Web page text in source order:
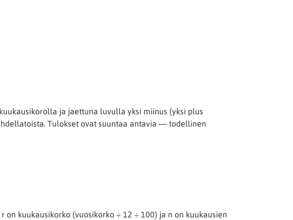
ja jaettuna luvulla yksi miinus (yksi plus
Tulokset ovat suuntaa antavia — todellinen
on kuukausikorko (vuosikorko ÷ 12 ÷ 100) ja n on kuukausien